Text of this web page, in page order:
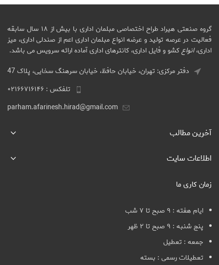
گروه صنعتی هیراد طراح اختصاصی مبلمان اداری با بیش از ۱۸ سال سابقه
فعالیت در عرصه تولید و عرضه انواع مبلمان اداری اعم از صندلی اداری، میز
اداری،انواعکشو و فایل اداری، کانترهای اداری آماده ارائه سرویس می باشد.
دفتر مرکزی: تهران، خیابان حافظ، خیابان سرهنگ سخایی، پلاک 47
تلفکس : ۰۲۱۶۶۷۱۶۱۴۶
parham.afarinesh.hirad@gmail.com
آخرین مطالب
اطلاعات سایت
زمان کاری ما
ایام هفته : ۹ صبح تا ۷ شب
پنج شنبه : ۹ صبح تا ۲ ظهر
جمعه : تعطیل
تعطیلات رسمی : بسته